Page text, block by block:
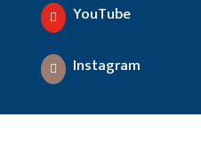
YouTube
Instagram